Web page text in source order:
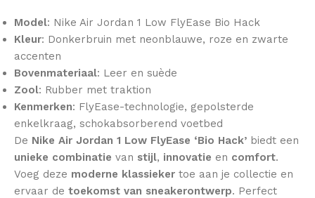
Model: Nike Air Jordan 1 Low FlyEase Bio Hack
Kleur: Donkerbruin met neonblauwe, roze en zwarte
accenten
Bovenmateriaal: Leer en suède
Zool: Rubber met traktion
Kenmerken: FlyEase-technologie, gepolsterde
enkelkraag, schokabsorberend voetbed
De Nike Air Jordan 1 Low FlyEase ‘Bio Hack’ biedt een
unieke combinatie van stijl, innovatie en comfort.
Voeg deze moderne klassieker toe aan je collectie en
ervaar de toekomst van sneakerontwerp. Perfect